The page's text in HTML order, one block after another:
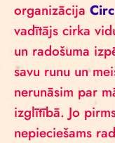
organizācija
vadītājs cirka
un radošuma
savu runu un
nerunāsim par
izglītībā. Jo
nepieciešams